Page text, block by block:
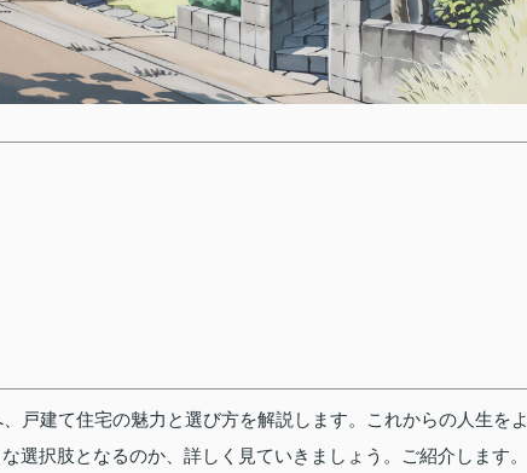
戸建て住宅の魅力と選び方を解説します。これからの人生をよ
選択肢となるのか、詳しく見ていきましょう。ご紹介します。